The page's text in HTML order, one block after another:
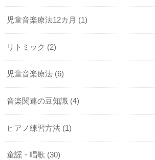
児童音楽療法12カ月 (1)
リトミック (2)
児童音楽療法 (6)
音楽関連の豆知識 (4)
ピアノ練習方法 (1)
童謡・唱歌 (30)